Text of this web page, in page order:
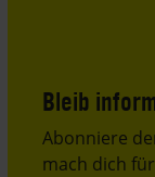
Bleib
Header
Text
Abonniere
mach dich